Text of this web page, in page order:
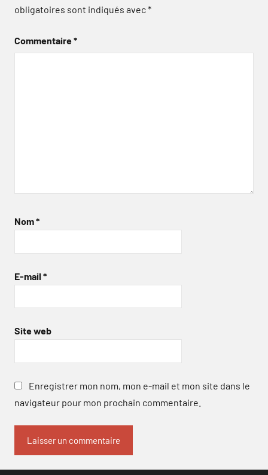
obligatoires sont indiqués avec*
Commentaire*
Nom*
E-mail *
Site web
Enregistrer mon nom, mon e-mail et mon site dans le
navigateur pour mon prochain commentaire.